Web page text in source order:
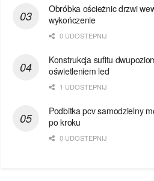
Obróbka ościeżnic drzwi
wykończenie
0 UDOSTEPNIJ
Konstrukcja sufitu
oświetleniem led
1 UDOSTEPNIJ
Podbitka pcv samodzielny
po kroku
0 UDOSTEPNIJ